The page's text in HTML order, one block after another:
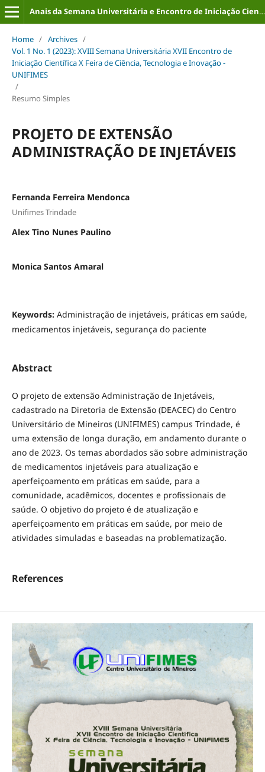
Anais da Semana Universitária e Encontro de Iniciação Científica (ISSN: 2316-8226)
Home / Archives /
Vol. 1 No. 1 (2023): XVIII Semana Universitária XVII Encontro de
Iniciação Científica X Feira de Ciência, Tecnologia e Inovação -
UNIFIMES
/
Resumo Simples
PROJETO DE EXTENSÃO
ADMINISTRAÇÃO DE INJETÁVEIS
Fernanda Ferreira Mendonca
Unifimes Trindade
Alex Tino Nunes Paulino
Monica Santos Amaral
Keywords: Administração de injetáveis, práticas em saúde,
medicamentos injetáveis, segurança do paciente
Abstract
O projeto de extensão Administração de Injetáveis,
cadastrado na Diretoria de Extensão (DEACEC) do Centro
Universitário de Mineiros (UNIFIMES) campus Trindade, é
uma extensão de longa duração, em andamento durante o
ano de 2023. Os temas abordados são sobre administração
de medicamentos injetáveis para atualização e
aperfeiçoamento em práticas em saúde, para a
comunidade, acadêmicos, docentes e profissionais de
saúde. O objetivo do projeto é de atualização e
aperfeiçoamento em práticas em saúde, por meio de
atividades simuladas e baseadas na problematização.
References